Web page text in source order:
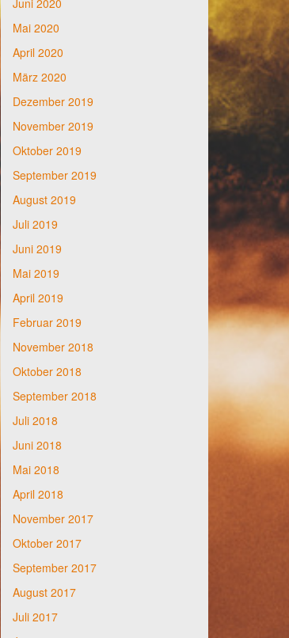
Juni 2020
Mai 2020
April 2020
März 2020
Dezember 2019
November 2019
Oktober 2019
September 2019
August 2019
Juli 2019
Juni 2019
Mai 2019
April 2019
Februar 2019
November 2018
Oktober 2018
September 2018
Juli 2018
Juni 2018
Mai 2018
April 2018
November 2017
Oktober 2017
September 2017
August 2017
Juli 2017